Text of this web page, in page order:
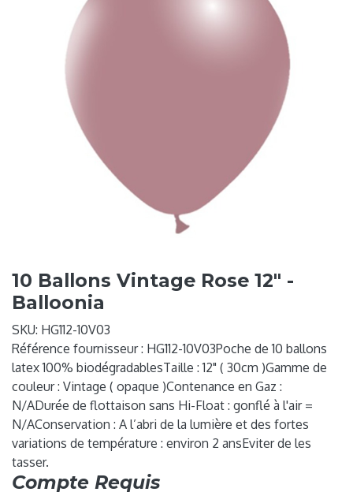
10 Ballons Vintage Rose 12" -
Balloonia
SKU: HG112-10V03
Référence fournisseur : HG112-10V03Poche de 10 ballons
latex 100% biodégradablesTaille : 12" ( 30cm )Gamme de
couleur : Vintage ( opaque )Contenance en Gaz :
N/ADurée de flottaison sans Hi-Float : gonflé à l'air =
N/AConservation : A l’abri de la lumière et des fortes
variations de température : environ 2 ansEviter de les
tasser.
Compte Requis